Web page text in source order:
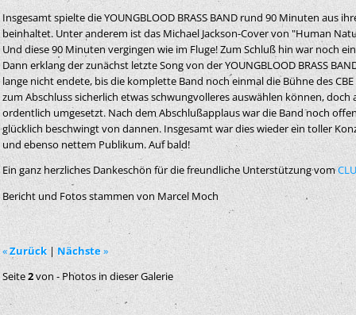
Insgesamt spielte die YOUNGBLOOD BRASS BAND rund 90 Minuten aus
beinhaltet. Unter anderem ist das Michael Jackson-Cover von "Human
Und diese 90 Minuten vergingen wie im Fluge! Zum Schluß hin war noch
Dann erklang der zunächst letzte Song von der YOUNGBLOOD BRASS
lange nicht endete, bis die komplette Band noch einmal die Bühne des
zum Abschluss sicherlich etwas schwungvolleres auswählen können,
ordentlich umgesetzt. Nach dem Abschlußapplaus war die Band noch
glücklich beschwingt von dannen. Insgesamt war dies wieder ein toller
und ebenso nettem Publikum. Auf bald!
Ein ganz herzliches Dankeschön für die freundliche Unterstützung vom
Bericht und Fotos stammen von Marcel Moch
«Zurück | Nächste»
Seite2von-Photos in dieser Galerie